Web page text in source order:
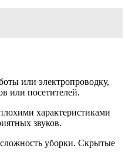
или электропроводку,
или посетителей.
характеристиками
звуков.
уборки. Скрытые